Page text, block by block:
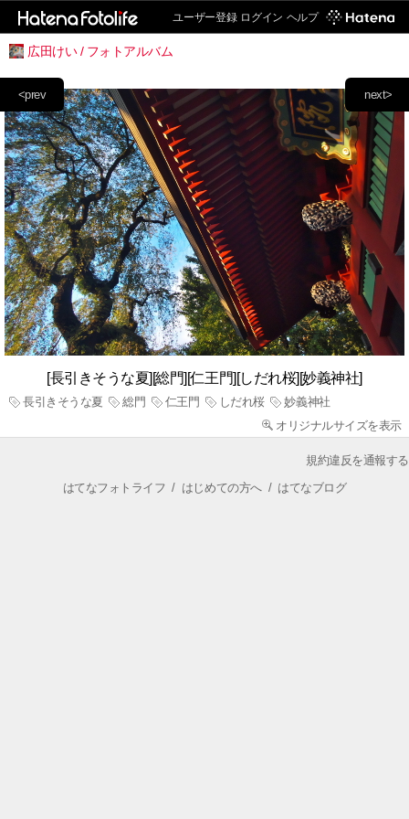
ユーザー登録 ログイン ヘルプ
広田けい / フォトアルバム
next>
<prev
[長引きそうな夏][総門][仁王門][しだれ桜][妙義神社]
長引きそうな夏 総門 仁王門 しだれ桜
妙義神社
オリジナルサイズを表示
規約違反を通報する
はてなフォトライフ / はじめての方へ/ はてなブログ